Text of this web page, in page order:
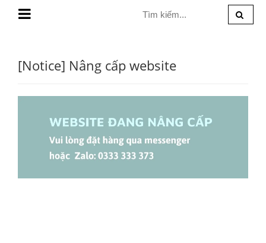
[Notice] Nâng cấp website